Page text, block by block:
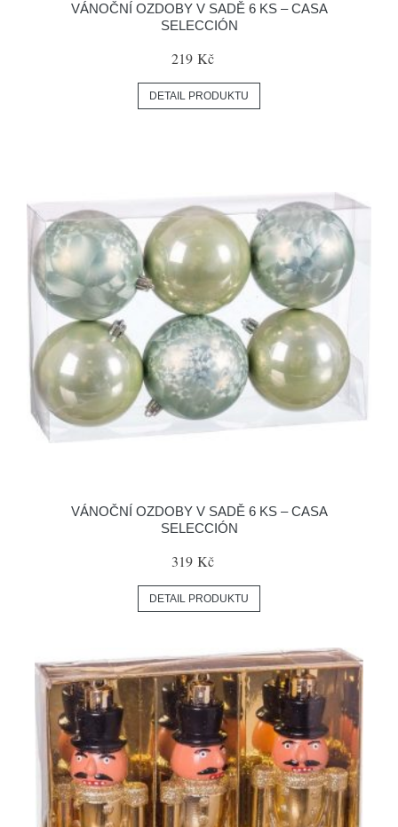
VÁNOČNÍ OZDOBY V SADĚ 6 KS – CASA
SELECCIÓN
219 Kč
DETAIL PRODUKTU
VÁNOČNÍ OZDOBY V SADĚ 6 KS – CASA
SELECCIÓN
319 Kč
DETAIL PRODUKTU